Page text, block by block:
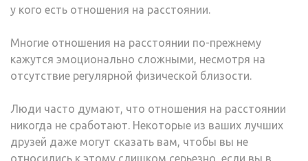
у кого есть отношения на расстоянии.
Многие отношения на расстоянии по-прежнему
кажутся эмоционально сложными, несмотря на
отсутствие регулярной физической близости.
Люди часто думают, что отношения на расстоянии
никогда не сработают. Некоторые из ваших лучших
друзей даже могут сказать вам, чтобы вы не
относились к этому слишком серьезно, если вы в